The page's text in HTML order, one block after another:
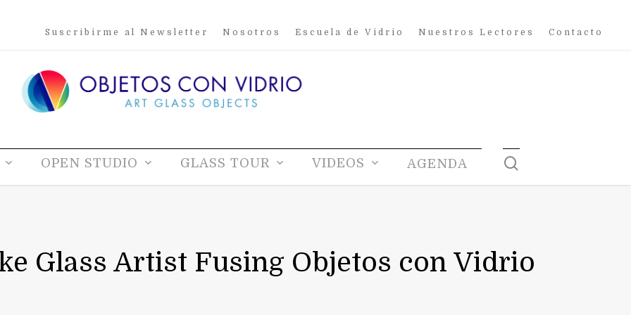
Suscribirme al Newsletter Nosotros Escuela de Vidrio Nuestros Lectores Contacto
OPEN STUDIO GLASS TOUR VIDEOS AGENDA
Glass Artist Fusing Objetos con Vidrio